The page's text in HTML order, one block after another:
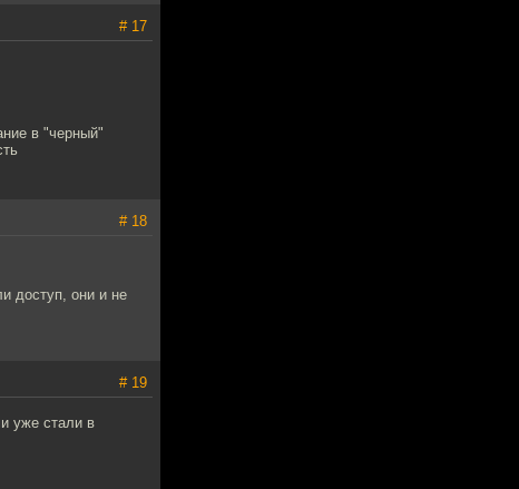
# 17
в "черный"
# 18
доступ, они и не
# 19
уже стали в